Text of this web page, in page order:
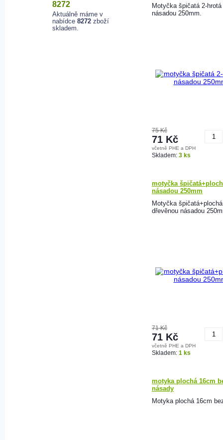
8272
Aktuálně máme v
nabídce 8272 zboží
skladem.
Motyčka špičatá 2-
násadou 250mm.
75 Kč
71 Kč
včetně PHE a DPH
Skladem: 3 ks
motyčka
násadou 250mm
Motyčka
dřevěnou násadou
71 Kč
71 Kč
včetně PHE a DPH
Skladem: 1 ks
motyka plochá 16cm
násady
Motyka plochá 16cm